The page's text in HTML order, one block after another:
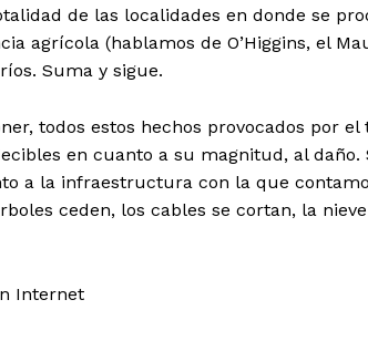
de las localidades en donde se
agrícola (hablamos de O’Higgins, el
Suma y sigue.
todos estos hechos provocados por
en cuanto a su magnitud, al daño.
a la infraestructura con la que
ceden, los cables se cortan, la